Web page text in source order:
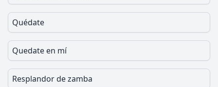
Quédate
Quedate en mí
Resplandor de zamba